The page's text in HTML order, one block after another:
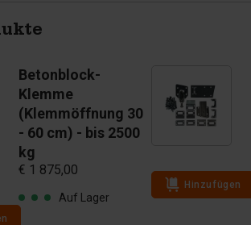
Betonblock-
Klemme
(Klemmöffnung 30
- 60 cm) - bis 2500
kg
€ 1 875,00
Auf Lager
Hinzufügen